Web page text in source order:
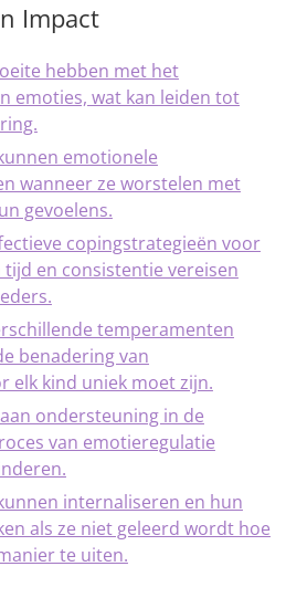
Impact
hebben met het
emoties, wat kan leiden tot
emotionele
wanneer ze worstelen met
gevoelens.
copingstrategieën voor
en consistentie vereisen
temperamenten
benadering van
elk kind uniek moet zijn.
ondersteuning in de
van emotieregulatie
internaliseren en hun
als ze niet geleerd wordt hoe
te uiten.